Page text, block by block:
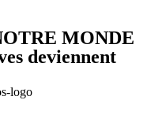
MONDE
deviennent